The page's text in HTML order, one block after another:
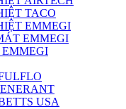
TACO
EMMEGI
EMMEGI
USA